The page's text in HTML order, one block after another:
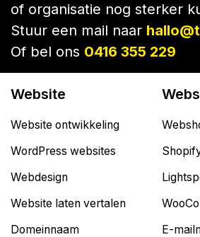
of organisatie nog sterker
Stuur een mail naar
Of bel ons 0416 355 229
Website
Website ontwikkeling
WordPress websites
Webdesign
Website laten vertalen
Domeinnaam
E-